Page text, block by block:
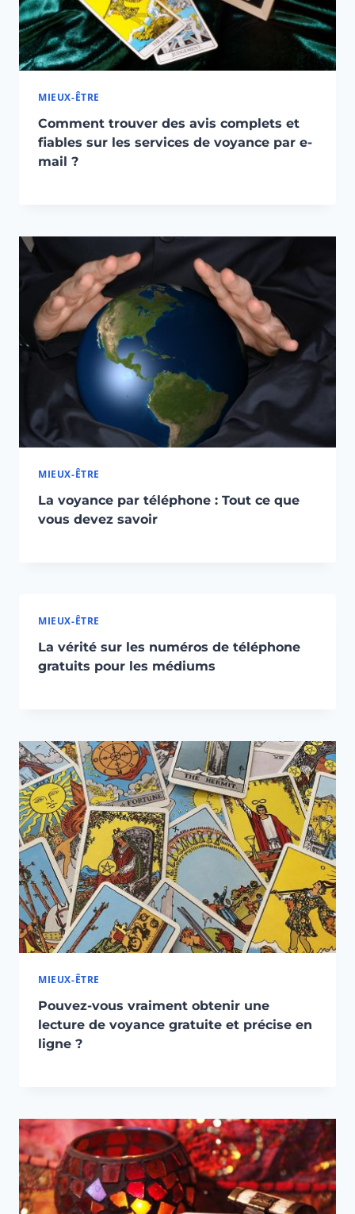
MIEUX-ÊTRE
Comment trouver des avis complets et
fiables sur les services de voyance par e-
mail ?
MIEUX-ÊTRE
La voyance par téléphone : Tout ce que
vous devez savoir
MIEUX-ÊTRE
La vérité sur les numéros de téléphone
gratuits pour les médiums
MIEUX-ÊTRE
Pouvez-vous vraiment obtenir une
lecture de voyance gratuite et précise en
ligne ?